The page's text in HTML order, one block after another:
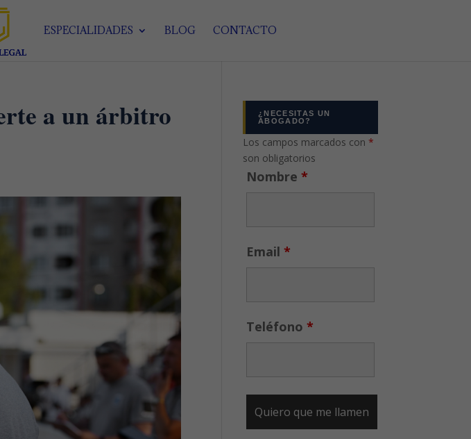
ESPECIALIDADES BLOG CONTACTO
a un árbitro
¿NECESITAS UN
ABOGADO?
Los campos marcados con*
son obligatorios
Nombre*
Email*
Teléfono*